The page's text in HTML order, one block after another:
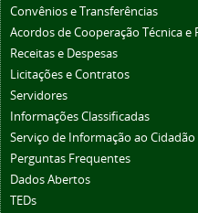
Convênios e Transferências
Acordos de Cooperação Técnica e
Receitas e Despesas
Licitações e Contratos
Servidores
Informações Classificadas
Serviço de Informação ao Cidadão
Perguntas Frequentes
Dados Abertos
TEDs